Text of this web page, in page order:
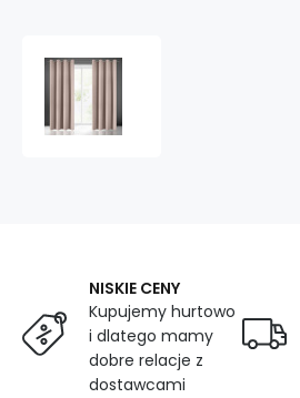
NISKIE CENY
Kupujemy hurtowo
i dlatego mamy
dobre relacje z
dostawcami